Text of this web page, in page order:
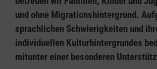
und ohne Migrationshintergrund.
sprachlichen Schwierigkeiten und
individuellen Kulturhintergrundes
mitunter einer besonderen